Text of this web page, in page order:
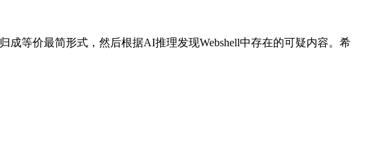
等价最简形式，然后根据AI推理发现Webshell中存在的可疑内容。希